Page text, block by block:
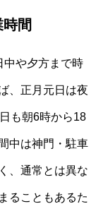
間
中や夕方まで時
、正月元日は夜
も朝6時から18
中は神門・駐車
、通常とは異な
ることもあるた